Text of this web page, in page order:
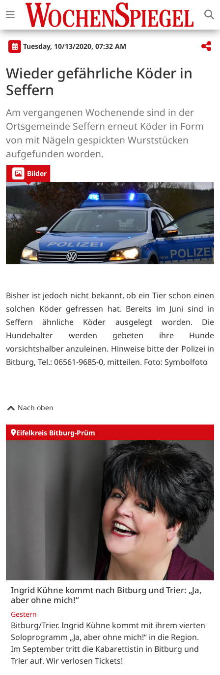
Tuesday, 10/13/2020, 07:32 AM
Wieder gefährliche Köder in
Seffern
Am vergangenen Wochenende sind in der
Ortsgemeinde Seffern erneut Köder in Form
von mit Nägeln gespickten Wurststücken
aufgefunden worden.
Bilder
Bisher ist jedoch nicht bekannt, ob ein Tier schon einen
solchen Köder gefressen hat. Bereits im Juni sind in
Seffern ähnliche Köder ausgelegt worden. Die
Hundehalter werden gebeten ihre Hunde
vorsichtshalber anzuleinen. Hinweise bitte der Polizei in
Bitburg, Tel.: 06561-9685-0, mitteilen. Foto: Symbolfoto
Nach oben
Eifelkreis Bitburg-Prüm
Ingrid Kühne kommt nach Bitburg und Trier: „Ja,
aber ohne mich!“
Gestern
Bitburg/Trier. Ingrid Kühne kommt mit ihrem vierten
Soloprogramm „Ja, aber ohne mich!“ in die Region.
Im September tritt die Kabarettistin in Bitburg und
Trier auf. Wir verlosen Tickets!